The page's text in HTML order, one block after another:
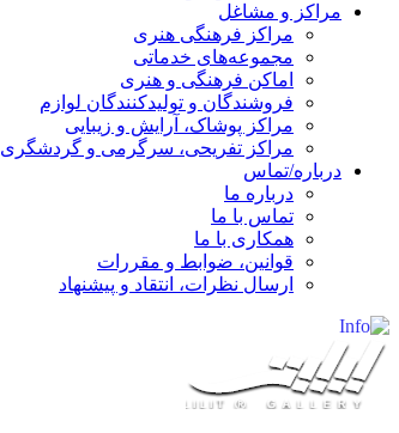
مراکز و مشاغل
مراکز فرهنگی هنری
مجموعه‌های خدماتی
اماکن فرهنگی و هنری
فروشندگان و تولیدکنندگان لوازم
مراکز پوشاک، آرایش و زیبایی
مراکز تفریحی، سرگرمی و گردشگری
درباره/تماس
درباره ما
تماس با ما
همکاری با ما
قوانین، ضوابط و مقررات
ارسال نظرات، انتقاد و پیشنهاد